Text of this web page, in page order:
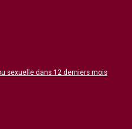
sexuelle dans 12 derniers mois